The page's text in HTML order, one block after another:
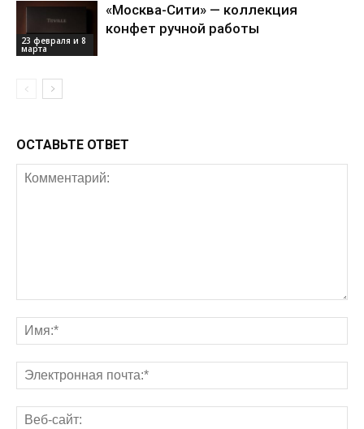
23 февраля и 8
марта
«Москва-Сити» — коллекция
конфет ручной работы
ОСТАВЬТЕ ОТВЕТ